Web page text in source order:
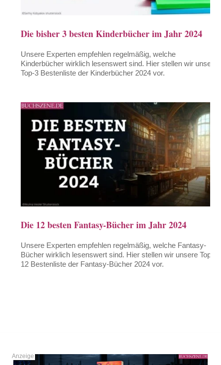
Die bisher 3 besten Kinderbücher im Jahr 2024
Unsere Experten empfehlen regelmäßig, welche
Kinderbücher wirklich lesenswert sind. Hier stellen wir unsere
Top-3 Bestenliste der Kinderbücher 2024 vor.
Die 12 besten Fantasy-Bücher im Jahr 2024
Unsere Experten empfehlen regelmäßig, welche Fantasy-
Bücher wirklich lesenswert sind. Hier stellen wir unsere Top-
12 Bestenliste der Fantasy-Bücher 2024 vor.